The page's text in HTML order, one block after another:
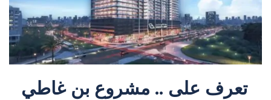
تعرف على .. مشروع بن غاطي